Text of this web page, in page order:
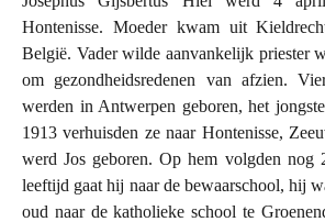
Hontenisse. Moeder kwam uit
België. Vader wilde aanvankelijk priester
om gezondheidsredenen van afzien.
werden in Antwerpen geboren, het
1913 verhuisden ze naar Hontenisse,
werd Jos geboren. Op hem volgden nog
leeftijd gaat hij naar de bewaarschool, hij
oud naar de katholieke school te